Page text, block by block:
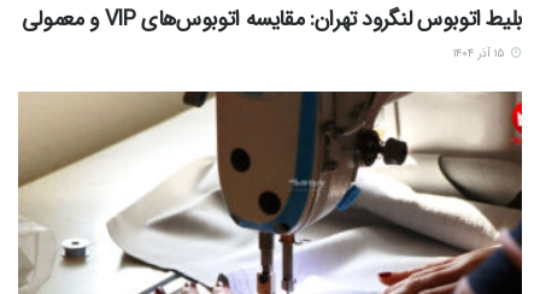
بلیط اتوبوس لنگرود تهران: مقایسه اتوبوس‌های VIP و معمولی